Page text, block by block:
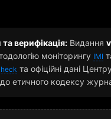
верифікація: Видання
моніторингу ІМІ
та офіційні дані
етичного кодексу